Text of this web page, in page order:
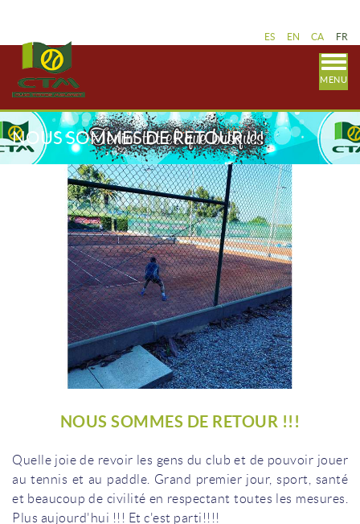
ES EN CA FR
MENU
NOUS SOMMES DE RETOUR !!!
NOUS SOMMES DE RETOUR !!!
Quelle joie de revoir les gens du club et de pouvoir jouer
au tennis et au paddle. Grand premier jour, sport, santé
et beaucoup de civilité en respectant toutes les mesures.
Plus aujourd'hui !!! Et c'est parti!!!!